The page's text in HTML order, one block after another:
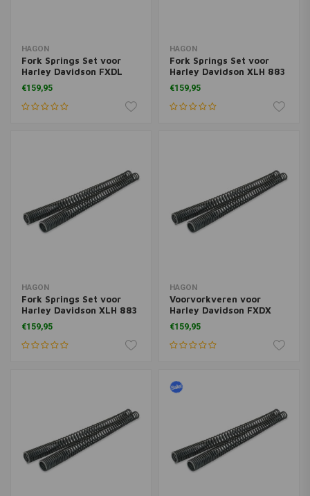
HAGON
Fork Springs Set voor
Harley Davidson FXDL
Dyna Low Rider 06>
€159,95
HAGON
Fork Springs Set voor
Harley Davidson XLH 883
Sportster 2004>
€159,95
HAGON
Fork Springs Set voor
Harley Davidson XLH 883
Sportster 88>
€159,95
HAGON
Voorvorkveren voor
Harley Davidson FXDX
Dyna Superglide Sport
<05
€159,95